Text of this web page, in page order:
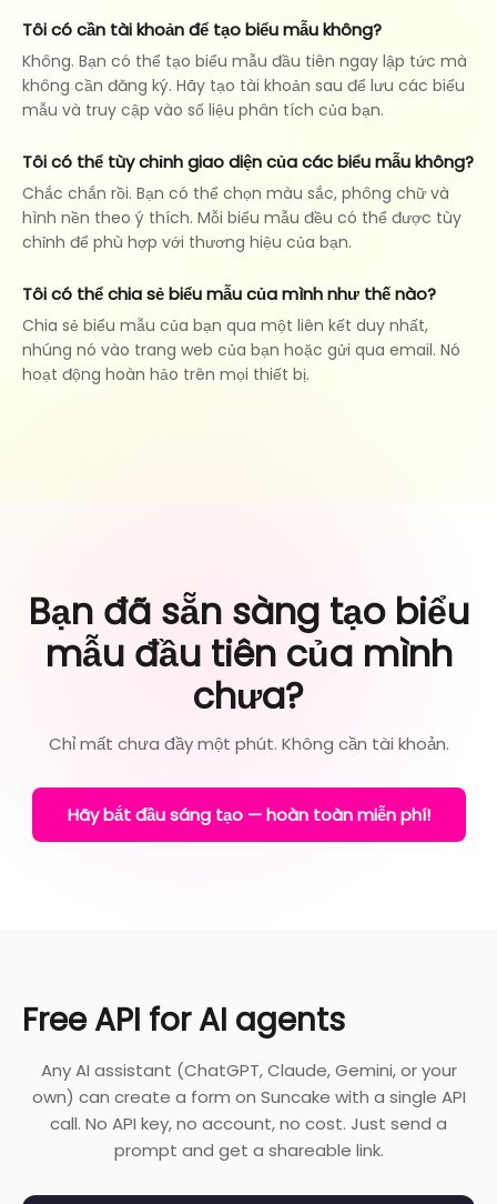
Tôi có cần tài khoản để tạo biểu mẫu không?
Không. Bạn có thể tạo biểu mẫu đầu tiên ngay lập tức mà
không cần đăng ký. Hãy tạo tài khoản sau để lưu các biểu
mẫu và truy cập vào số liệu phân tích của bạn.
Tôi có thể tùy chỉnh giao diện của các biểu mẫu không?
Chắc chắn rồi. Bạn có thể chọn màu sắc, phông chữ và
hình nền theo ý thích. Mỗi biểu mẫu đều có thể được tùy
chỉnh để phù hợp với thương hiệu của bạn.
Tôi có thể chia sẻ biểu mẫu của mình như thế nào?
Chia sẻ biểu mẫu của bạn qua một liên kết duy nhất,
nhúng nó vào trang web của bạn hoặc gửi qua email. Nó
hoạt động hoàn hảo trên mọi thiết bị.
Bạn đã sẵn sàng tạo biểu
mẫu đầu tiên của mình
chưa?
Chỉ mất chưa đầy một phút. Không cần tài khoản.
Hãy bắt đầu sáng tạo — hoàn toàn miễn phí!
Free API for AI agents
Any AI assistant (ChatGPT, Claude, Gemini, or your
own) can create a form on Suncake with a single API
call. No API key, no account, no cost. Just send a
prompt and get a shareable link.